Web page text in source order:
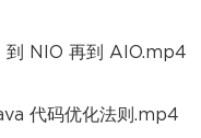
到 NIO 再到 AIO.mp4
代码优化法则.mp4